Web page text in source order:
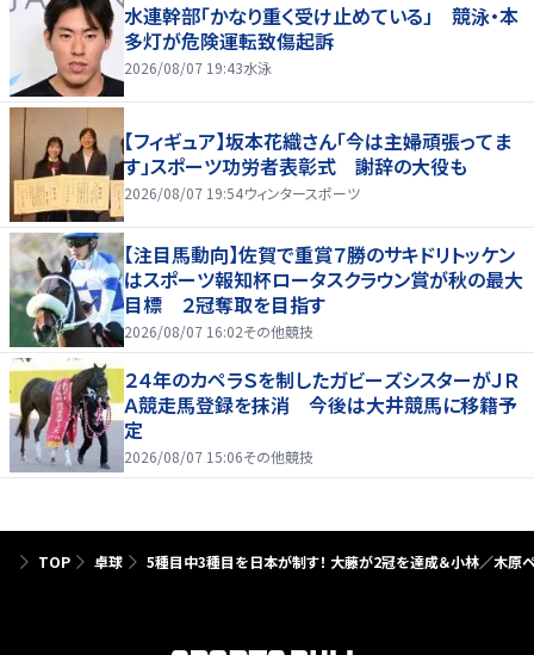
水連幹部「かなり重く受け止めている」 競泳・本
多灯が危険運転致傷起訴
2026/08/07 19:43水泳
【フィギュア】坂本花織さん「今は主婦頑張ってま
す」スポーツ功労者表彰式 謝辞の大役も
2026/08/07 19:54ウィンタースポーツ
【注目馬動向】佐賀で重賞７勝のサキドリトッケン
はスポーツ報知杯ロータスクラウン賞が秋の最大
目標 ２冠奪取を目指す
2026/08/07 16:02その他競技
２４年のカペラＳを制したガビーズシスターがＪＲ
Ａ競走馬登録を抹消 今後は大井競馬に移籍予
定
2026/08/07 15:06その他競技
TOP 卓球 5種目中3種目を日本が制す！ 大藤が2冠を達成＆小林／木原